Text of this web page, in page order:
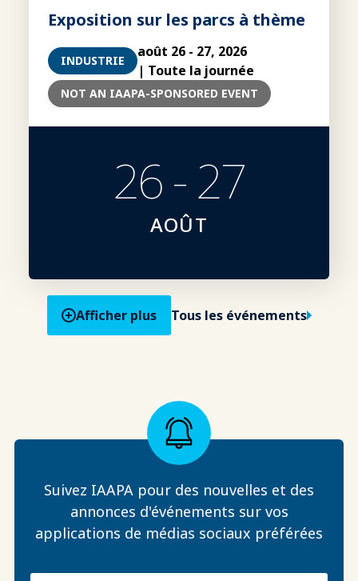
Exposition sur les parcs à thème
INDUSTRIE
août 26 - 27, 2026
| Toute la journée
NOT AN IAAPA-SPONSORED EVENT
26 - 27
AOÛT
Afficher plus Tous les événements
Suivez IAAPA pour des nouvelles et des
annonces d'événements sur vos
applications de médias sociaux préférées